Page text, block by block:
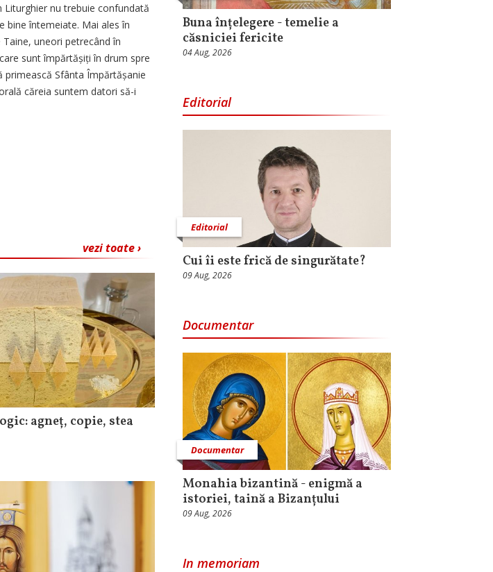
Liturghier nu trebuie confundată
bine întemeiate. Mai ales în
uneori petrecând în
sunt împărtășiți în drum spre
primească Sfânta Împărtășanie
căreia suntem datori să-i
vezi toate ›
agneț, copie, stea
Buna înțelegere - temelie a
căsniciei fericite
04 Aug, 2026
Editorial
Editorial
Cui îi este frică de singurătate?
09 Aug, 2026
Documentar
Documentar
Monahia bizantină - enigmă a
istoriei, taină a Bizanțului
09 Aug, 2026
In memoriam